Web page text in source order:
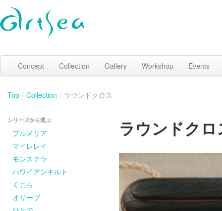
Concept Collection Gallery Workshop Events
Top / Collection / ラウンドクロス
シリーズから選ぶ
プルメリア
マイレレイ
モンステラ
ハワイアンキルト
くじら
オリーブ
ラウンドクロ